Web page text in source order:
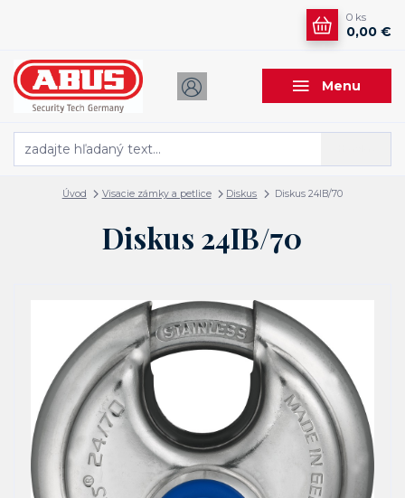
Menu
0 ks
0,00 €
Úvod Visacie zámky a petlice Diskus Diskus 24IB/70
Diskus 24IB/70